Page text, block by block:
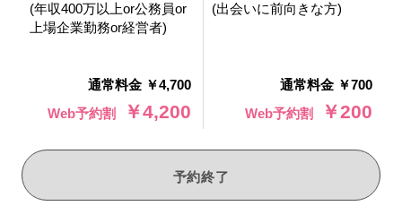
(年収400万以上or公務員or
上場企業勤務or経営者)
通常料金 ￥4,700
Web予約割
￥4,200
(出会いに前向きな方)
通常料金 ￥700
Web予約割
￥200
予約終了